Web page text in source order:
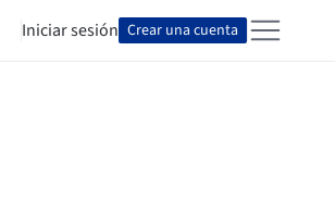
Iniciar sesión Crear una cuenta